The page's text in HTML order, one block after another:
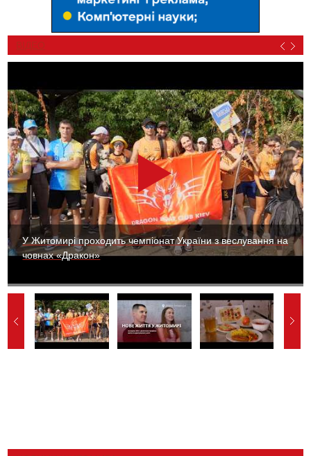
ВІДЕО
У Житомирі проходить чемпіонат України з веслування на
човнах «Дракон»